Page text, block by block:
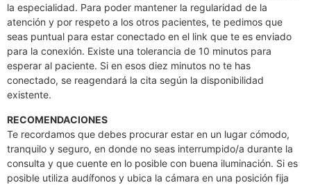
la especialidad. Para poder mantener la regularidad de la
atención y por respeto a los otros pacientes, te pedimos que
seas puntual para estar conectado en el link que te es enviado
para la conexión. Existe una tolerancia de 10 minutos para
esperar al paciente. Si en esos diez minutos no te has
conectado, se reagendará la cita según la disponibilidad
existente.
RECOMENDACIONES
Te recordamos que debes procurar estar en un lugar cómodo,
tranquilo y seguro, en donde no seas interrumpido/a durante la
consulta y que cuente en lo posible con buena iluminación. Si es
posible utiliza audífonos y ubica la cámara en una posición fija